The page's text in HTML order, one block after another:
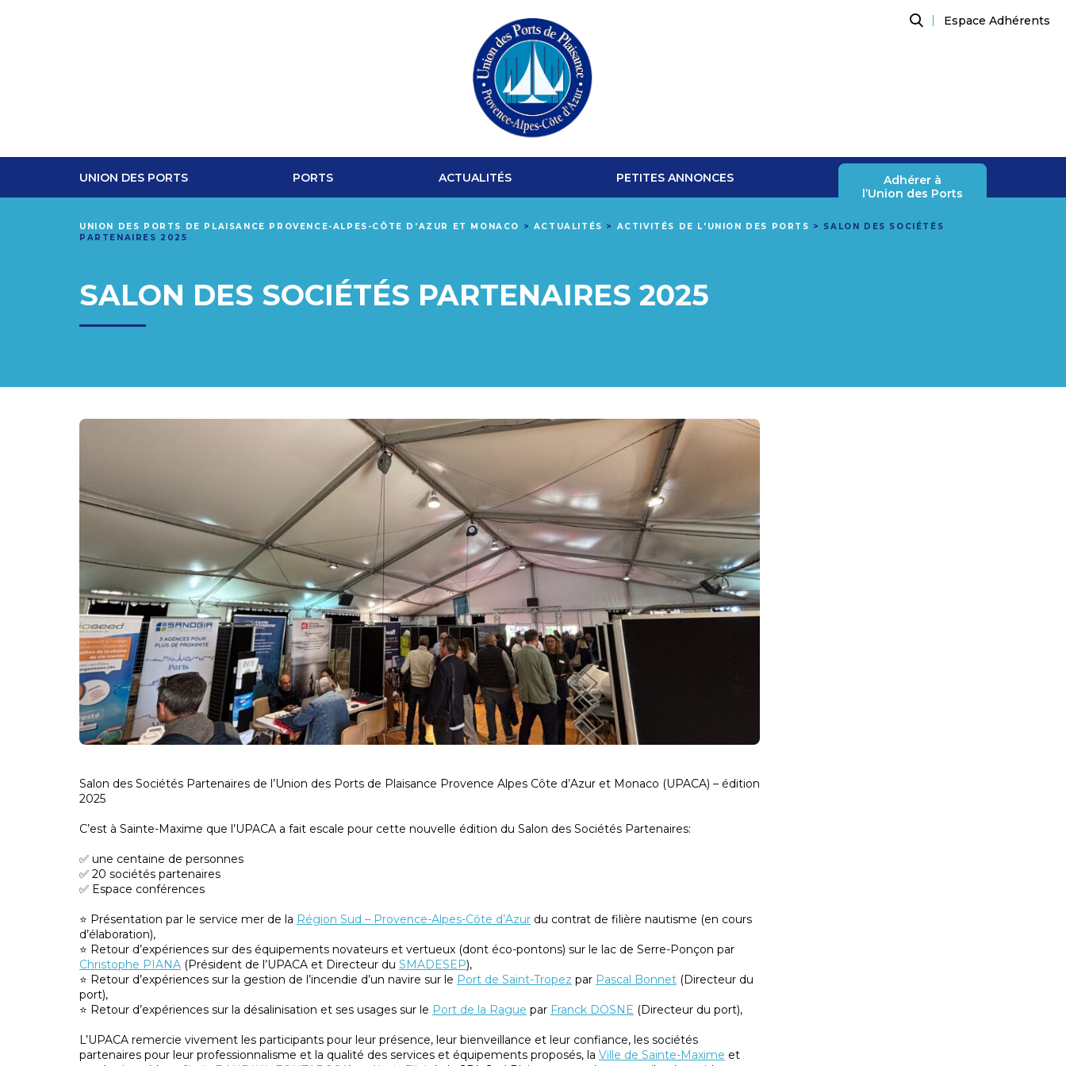
Espace Adhérents
UNION
PORTS
PLAISANCE
CÔTE
D'AZUR
ET
MONACO
UNION DES PORTS PORTS ACTUALITÉS PETITES ANNONCES
Adhérer à
l’Union des Ports
UNION DES PORTS DE PLAISANCE PROVENCE-ALPES-CÔTE D'AZUR ET MONACO > ACTUALITÉS > ACTIVITÉS DE L'UNION DES PORTS > SALON DES SOCIÉTÉS
PARTENAIRES 2025
SALON DES SOCIÉTÉS PARTENAIRES 2025
Salon des Sociétés Partenaires de l’Union des Ports de Plaisance Provence Alpes Côte d’Azur et Monaco (UPACA) – édition
2025
C’est à Sainte-Maxime que l’UPACA a fait escale pour cette nouvelle édition du Salon des Sociétés Partenaires:
✅ une centaine de personnes
✅ 20 sociétés partenaires
✅ Espace conférences
⭐ Présentation par le service mer de la Région Sud – Provence-Alpes-Côte d’Azur du contrat de filière nautisme (en cours
d’élaboration),
⭐ Retour d’expériences sur des équipements novateurs et vertueux (dont éco-pontons) sur le lac de Serre-Ponçon par
Christophe PIANA (Président de l’UPACA et Directeur du SMADESEP),
⭐ Retour d’expériences sur la gestion de l’incendie d’un navire sur le Port de Saint-Tropez par Pascal Bonnet (Directeur du
port),
⭐ Retour d’expériences sur la désalinisation et ses usages sur le Port de la Rague par Franck DOSNE (Directeur du port),
L’UPACA remercie vivement les participants pour leur présence, leur bienveillance et leur confiance, les sociétés
partenaires pour leur professionnalisme et la qualité des services et équipements proposés, la Ville de Sainte-Maxime et